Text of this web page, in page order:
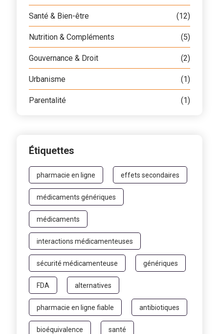
Santé & Bien-être (12)
Nutrition & Compléments (5)
Gouvernance & Droit (2)
Urbanisme (1)
Parentalité (1)
Étiquettes
pharmacie en ligne effets secondaires
médicaments génériques
médicaments
interactions médicamenteuses
sécurité médicamenteuse génériques
FDA alternatives
pharmacie en ligne fiable antibiotiques
bioéquivalence santé